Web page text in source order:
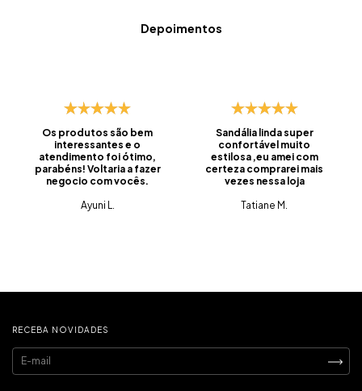
Depoimentos
Os produtos são bem
interessantes e o
atendimento foi ótimo,
parabéns! Voltaria a fazer
negocio com vocês.
Ayuni L.
Sandália linda super
confortável muito
estilosa ,eu amei com
certeza comprarei mais
vezes nessa loja
Tatiane M.
RECEBA NOVIDADES